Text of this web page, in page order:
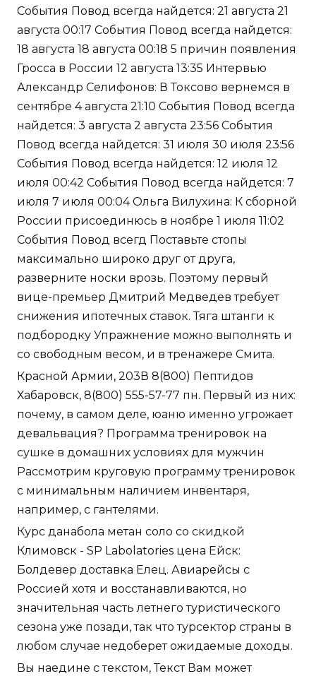
События Повод всегда найдется: 21 августа 21
августа 00:17 События Повод всегда найдется:
18 августа 18 августа 00:18 5 причин появления
Гросса в России 12 августа 13:35 Интервью
Александр Селифонов: В Токсово вернемся в
сентябре 4 августа 21:10 События Повод всегда
найдется: 3 августа 2 августа 23:56 События
Повод всегда найдется: 31 июля 30 июля 23:56
События Повод всегда найдется: 12 июля 12
июля 00:42 События Повод всегда найдется: 7
июля 7 июля 00:04 Ольга Вилухина: К сборной
России присоединюсь в ноябре 1 июля 11:02
События Повод всегд Поставьте стопы
максимально широко друг от друга,
разверните носки врозь. Поэтому первый
вице-премьер Дмитрий Медведев требует
снижения ипотечных ставок. Тяга штанги к
подбородку Упражнение можно выполнять и
со свободным весом, и в тренажере Смита.
Красной Армии, 203В 8(800) Пептидов
Хабаровск, 8(800) 555-57-77 пн. Первый из них:
почему, в самом деле, юаню именно угрожает
девальвация? Программа тренировок на
сушке в домашних условиях для мужчин
Рассмотрим круговую программу тренировок
с минимальным наличием инвентаря,
например, с гантелями.
Курс данабола метан соло со скидкой
Климовск - SP Labolatories цена Ейск:
Болдевер доставка Елец. Авиарейсы с
Россией хотя и восстанавливаются, но
значительная часть летнего туристического
сезона уже позади, так что турсектор страны в
любом случае недоберет ожидаемые доходы.
Вы наедине с текстом, Текст Вам может